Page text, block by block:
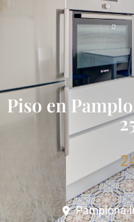
Piso en
Pamplona-